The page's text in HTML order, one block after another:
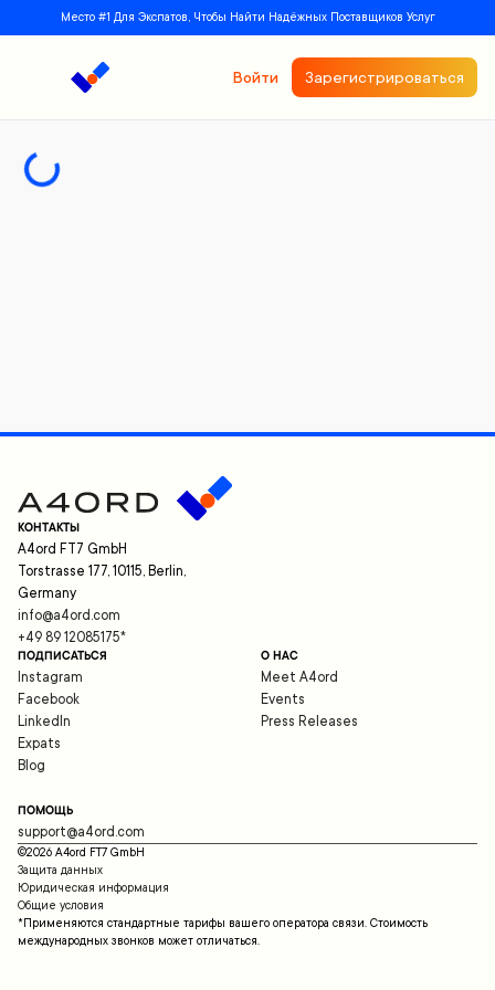
Место #1 Для Экспатов, Чтобы Найти Надёжных Поставщиков Услуг
Войти Зарегистрироваться
КОНТАКТЫ
A4ord FT7 GmbH
Torstrasse 177, 10115, Berlin,
Germany
info@a4ord.com
+49 89 12085175*
ПОДПИСАТЬСЯ
Instagram
Facebook
LinkedIn
Expats
Blog
О НАС
Meet A4ord
Events
Press Releases
ПОМОЩЬ
support@a4ord.com
©2026 A4ord FT7 GmbH
Защита данных
Юридическая информация
Общие условия
*Применяются стандартные тарифы вашего оператора связи. Стоимость
международных звонков может отличаться.